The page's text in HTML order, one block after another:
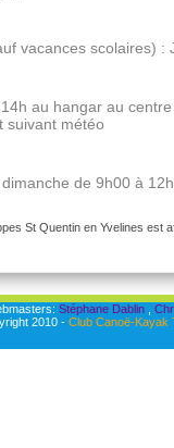
vacances scolaires)
au hangar au
suivant météo
de 9h00 à
St Quentin en Yvelines est
Stéphane Dablin,
2010 - Club Canoë-Kayak